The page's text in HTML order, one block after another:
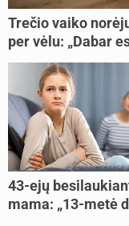
Trečio vaiko
per vėlu: „Dabar
43-ejų
mama: „13-metė